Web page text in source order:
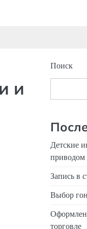
и
Поиск
Детские
приводом
Запись в
Выбор
торговле